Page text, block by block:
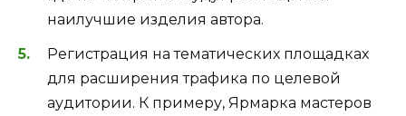
наилучшие изделия автора.
Регистрация на тематических площадках
для расширения трафика по целевой
аудитории. К примеру, Ярмарка мастеров